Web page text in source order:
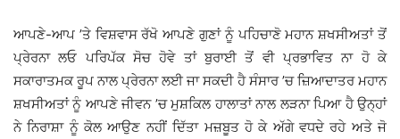
ਆਪਣੇ-ਆਪ ’ਤੇ ਵਿਸ਼ਵਾਸ ਰੱਖੋ ਆਪਣੇ ਗੁਣਾਂ ਨੂੰ ਪਹਿਚਾਣੋ ਮਹਾਨ ਸ਼ਖਸੀਅਤਾਂ ਤੋਂ
ਪ੍ਰੇਰਨਾ ਲਓ ਪਰਿਪੱਕ ਸੋਚ ਹੋਵੇ ਤਾਂ ਬੁਰਾਈ ਤੋਂ ਵੀ ਪ੍ਰਭਾਵਿਤ ਨਾ ਹੋ ਕੇ
ਸਕਾਰਾਤਮਕ ਰੂਪ ਨਾਲ ਪ੍ਰੇਰਨਾ ਲਈ ਜਾ ਸਕਦੀ ਹੈ ਸੰਸਾਰ ’ਚ ਜ਼ਿਆਦਾਤਰ ਮਹਾਨ
ਸ਼ਖਸੀਅਤਾਂ ਨੂੰ ਆਪਣੇ ਜੀਵਨ ’ਚ ਮੁਸ਼ਕਿਲ ਹਾਲਾਤਾਂ ਨਾਲ ਲੜਨਾ ਪਿਆ ਹੈ ਉਨ੍ਹਾਂ
ਨੇ ਨਿਰਾਸ਼ਾ ਨੂੰ ਕੋਲ ਆਉਣ ਨਹੀਂ ਦਿੱਤਾ ਮਜ਼ਬੂਤ ਹੋ ਕੇ ਅੱਗੇ ਵਧਦੇ ਰਹੇ ਅਤੇ ਜੋ